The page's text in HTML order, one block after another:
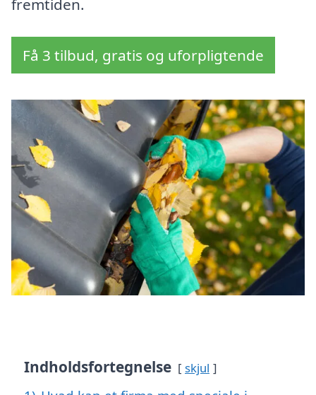
fremtiden.
Få 3 tilbud, gratis og uforpligtende
Indholdsfortegnelse skjul